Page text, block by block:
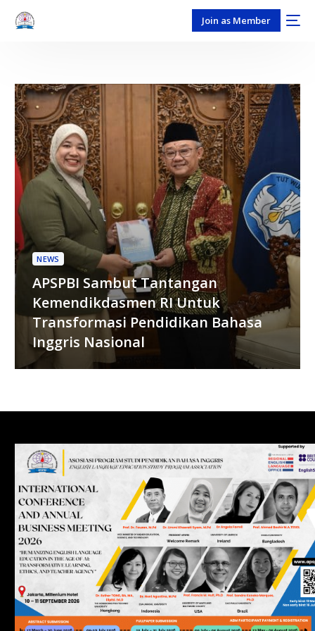
Join as Member
NEWS
APSPBI Sambut Tantangan
Kemendikdasmen RI Untuk
Transformasi Pendidikan Bahasa
Inggris Nasional